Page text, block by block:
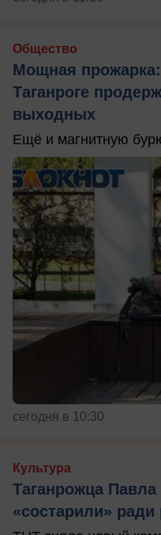
Общество
Мощная
Таганроге
выходных
Ещё и магнитную
сегодня в 10:30
Культура
Таганрожца
«состарили»